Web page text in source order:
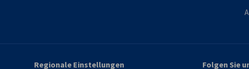
Regionale Einstellungen Folgen Sie